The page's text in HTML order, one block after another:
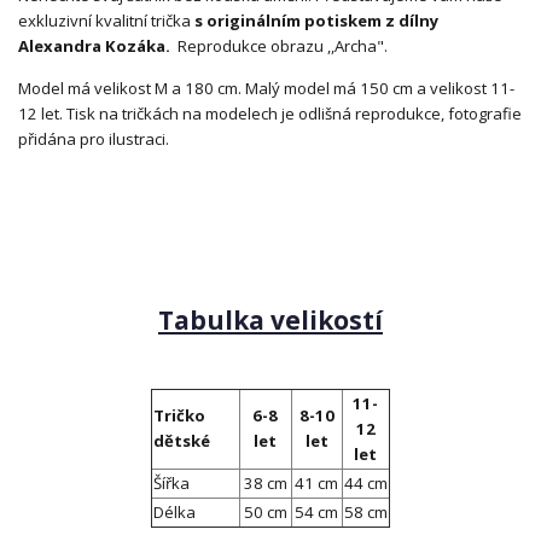
exkluzivní kvalitní trička s originálním potiskem z dílny
Alexandra Kozáka. Reprodukce obrazu ,,Archa".
Model má velikost M a 180 cm. Malý model má 150 cm a velikost 11-
12 let. Tisk na tričkách na modelech je odlišná reprodukce, fotografie
přidána pro ilustraci.
Tabulka velikostí
Tričko
dětské
6-8
let
8-10
let
11-
12
let
Šířka
38 cm 41 cm 44 cm
Délka
50 cm 54 cm 58 cm